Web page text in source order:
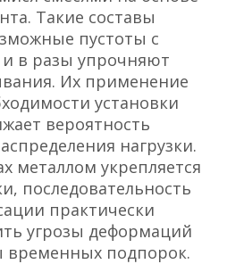
Такие составы
пустоты с
в разы упрочняют
Их применение
установки
вероятность
нагрузки.
металлом укрепляется
последовательность
практически
угрозы деформаций
временных подпорок.